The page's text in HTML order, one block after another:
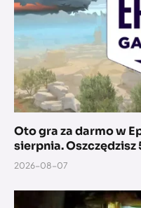
Oto gra za darmo w
sierpnia. Oszczędzisz
2026-08-07